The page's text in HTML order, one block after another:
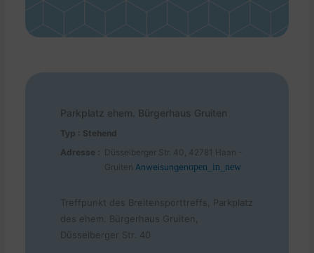
Parkplatz ehem. Bürgerhaus Gruiten
Typ : Stehend
Adresse : Düsselberger Str. 40, 42781 Haan -
Gruiten Anweisungenopen_in_new
Treffpunkt des Breitensporttreffs, Parkplatz
des ehem. Bürgerhaus Gruiten,
Düsselberger Str. 40